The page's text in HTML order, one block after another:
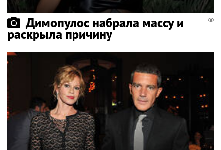
Димопулос набрала массу и
раскрыла причину